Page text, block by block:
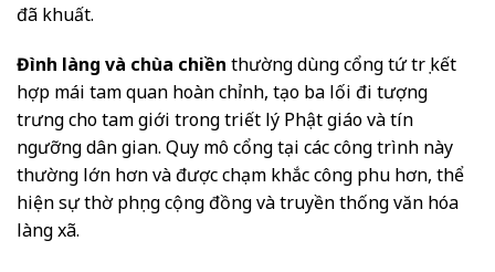
đã khuất.
Đình làng và chùa chiền thường dùng cổng tứ trụ kết
hợp mái tam quan hoàn chỉnh, tạo ba lối đi tượng
trưng cho tam giới trong triết lý Phật giáo và tín
ngưỡng dân gian. Quy mô cổng tại các công trình này
thường lớn hơn và được chạm khắc công phu hơn, thể
hiện sự thờ phụng cộng đồng và truyền thống văn hóa
làng xã.